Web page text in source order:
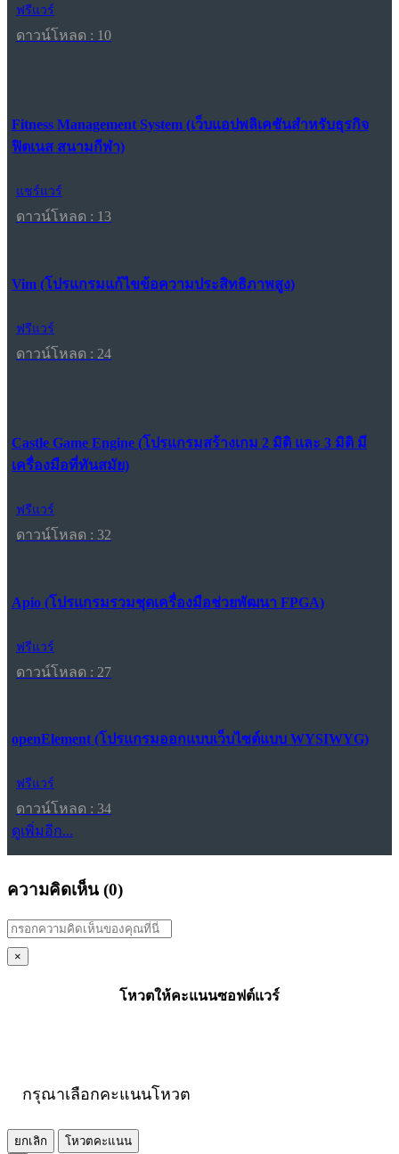
ฟรีแวร์
ดาวน์โหลด : 10
Fitness Management System (เว็บแอปพลิเคชันสำหรับธุรกิจ
ฟิตเนส สนามกีฬา)
แชร์แวร์
ดาวน์โหลด : 13
Vim (โปรแกรมแก้ไขข้อความประสิทธิภาพสูง)
ฟรีแวร์
ดาวน์โหลด : 24
Castle Game Engine (โปรแกรมสร้างเกม 2 มิติ และ 3 มิติ มี
เครื่องมือที่ทันสมัย)
ฟรีแวร์
ดาวน์โหลด : 32
Apio (โปรแกรมรวมชุดเครื่องมือช่วยพัฒนา FPGA)
ฟรีแวร์
ดาวน์โหลด : 27
openElement (โปรแกรมออกแบบเว็บไซต์แบบ WYSIWYG)
ฟรีแวร์
ดาวน์โหลด : 34
ดูเพิ่มอีก...
ความคิดเห็น (0)
×
โหวตให้คะแนนซอฟต์แวร์
กรุณาเลือกคะแนนโหวต
ยกเลิก
โหวตคะแนน